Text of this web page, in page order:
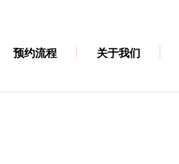
预约流程 关于我们